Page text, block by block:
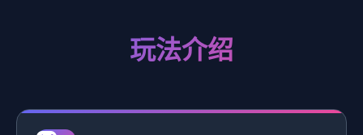
玩法介绍